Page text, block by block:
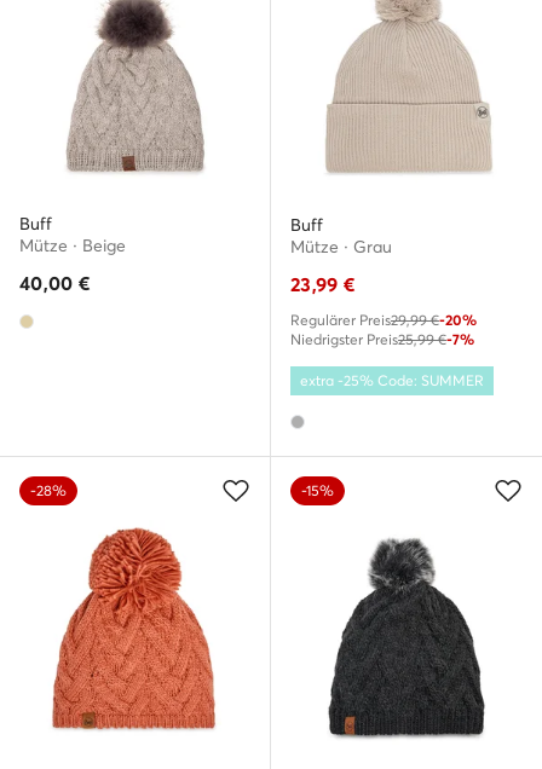
Buff
Mütze · Beige
40,00 €
Buff
Mütze · Grau
23,99 €
Regulärer Preis29,99 €-20%
Niedrigster Preis25,99 €-7%
extra -25% Code: SUMMER
-28% -15%